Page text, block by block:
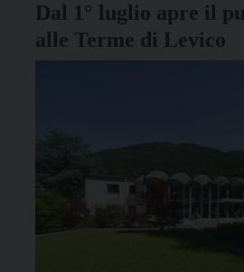
Dal 1° luglio apre il
alle Terme di Levico